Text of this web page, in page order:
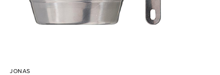
JONAS